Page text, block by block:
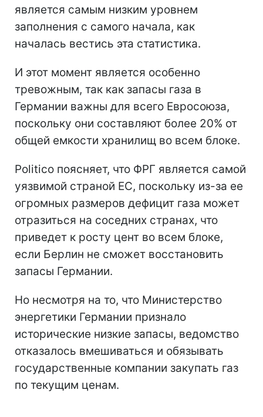
является самым низким уровнем
заполнения с самого начала, как
началась вестись эта статистика.
И этот момент является особенно
тревожным, так как запасы газа в
Германии важны для всего Евросоюза,
поскольку они составляют более 20% от
общей емкости хранилищ во всем блоке.
Politico поясняет, что ФРГ является самой
уязвимой страной ЕС, поскольку из-за ее
огромных размеров дефицит газа может
отразиться на соседних странах, что
приведет к росту цент во всем блоке,
если Берлин не сможет восстановить
запасы Германии.
Но несмотря на то, что Министерство
энергетики Германии признало
исторические низкие запасы, ведомство
отказалось вмешиваться и обязывать
государственные компании закупать газ
по текущим ценам.